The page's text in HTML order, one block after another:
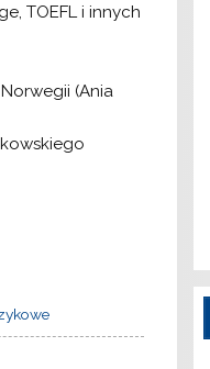
TOEFL i innych
(Ania